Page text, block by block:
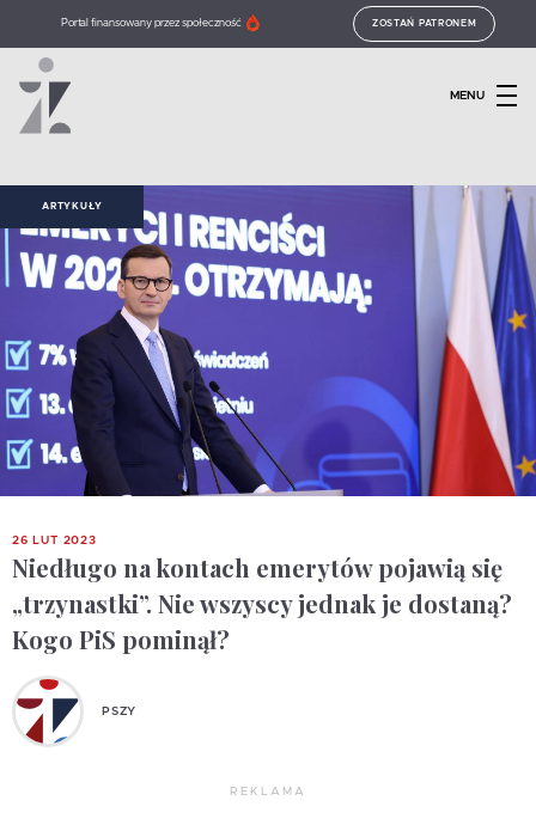
Portal finansowany przez społeczność ZOSTAŃ PATRONEM
MENU
ARTYKUŁY
26 LUT 2023
Niedługo na kontach emerytów pojawią się
„trzynastki”. Nie wszyscy jednak je dostaną?
Kogo PiS pominął?
PSZY
REKLAMA